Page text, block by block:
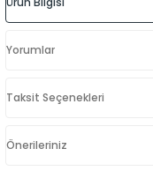
Yorumlar
Taksit Seçenekleri
Önerileriniz